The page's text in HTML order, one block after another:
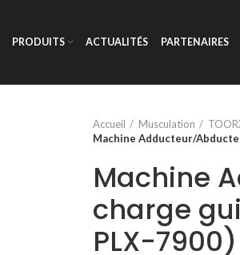
PRODUITS ACTUALITÉS PARTENAIRES
Accueil Musculation
Machine Adducteur/
Machine
charge
PLX-7900)